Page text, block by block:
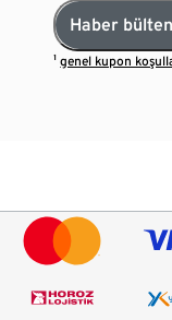
Haber
¹genel kupon